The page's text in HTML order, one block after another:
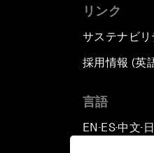
リンク
サステナビ
採用情報 (英
言語
EN ▪ ES▪中文▪